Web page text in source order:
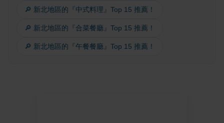
🔎 新北地區的『中式料理』Top 15 推薦！
🔎 新北地區的『合菜餐廳』Top 15 推薦！
🔎 新北地區的『午餐餐廳』Top 15 推薦！